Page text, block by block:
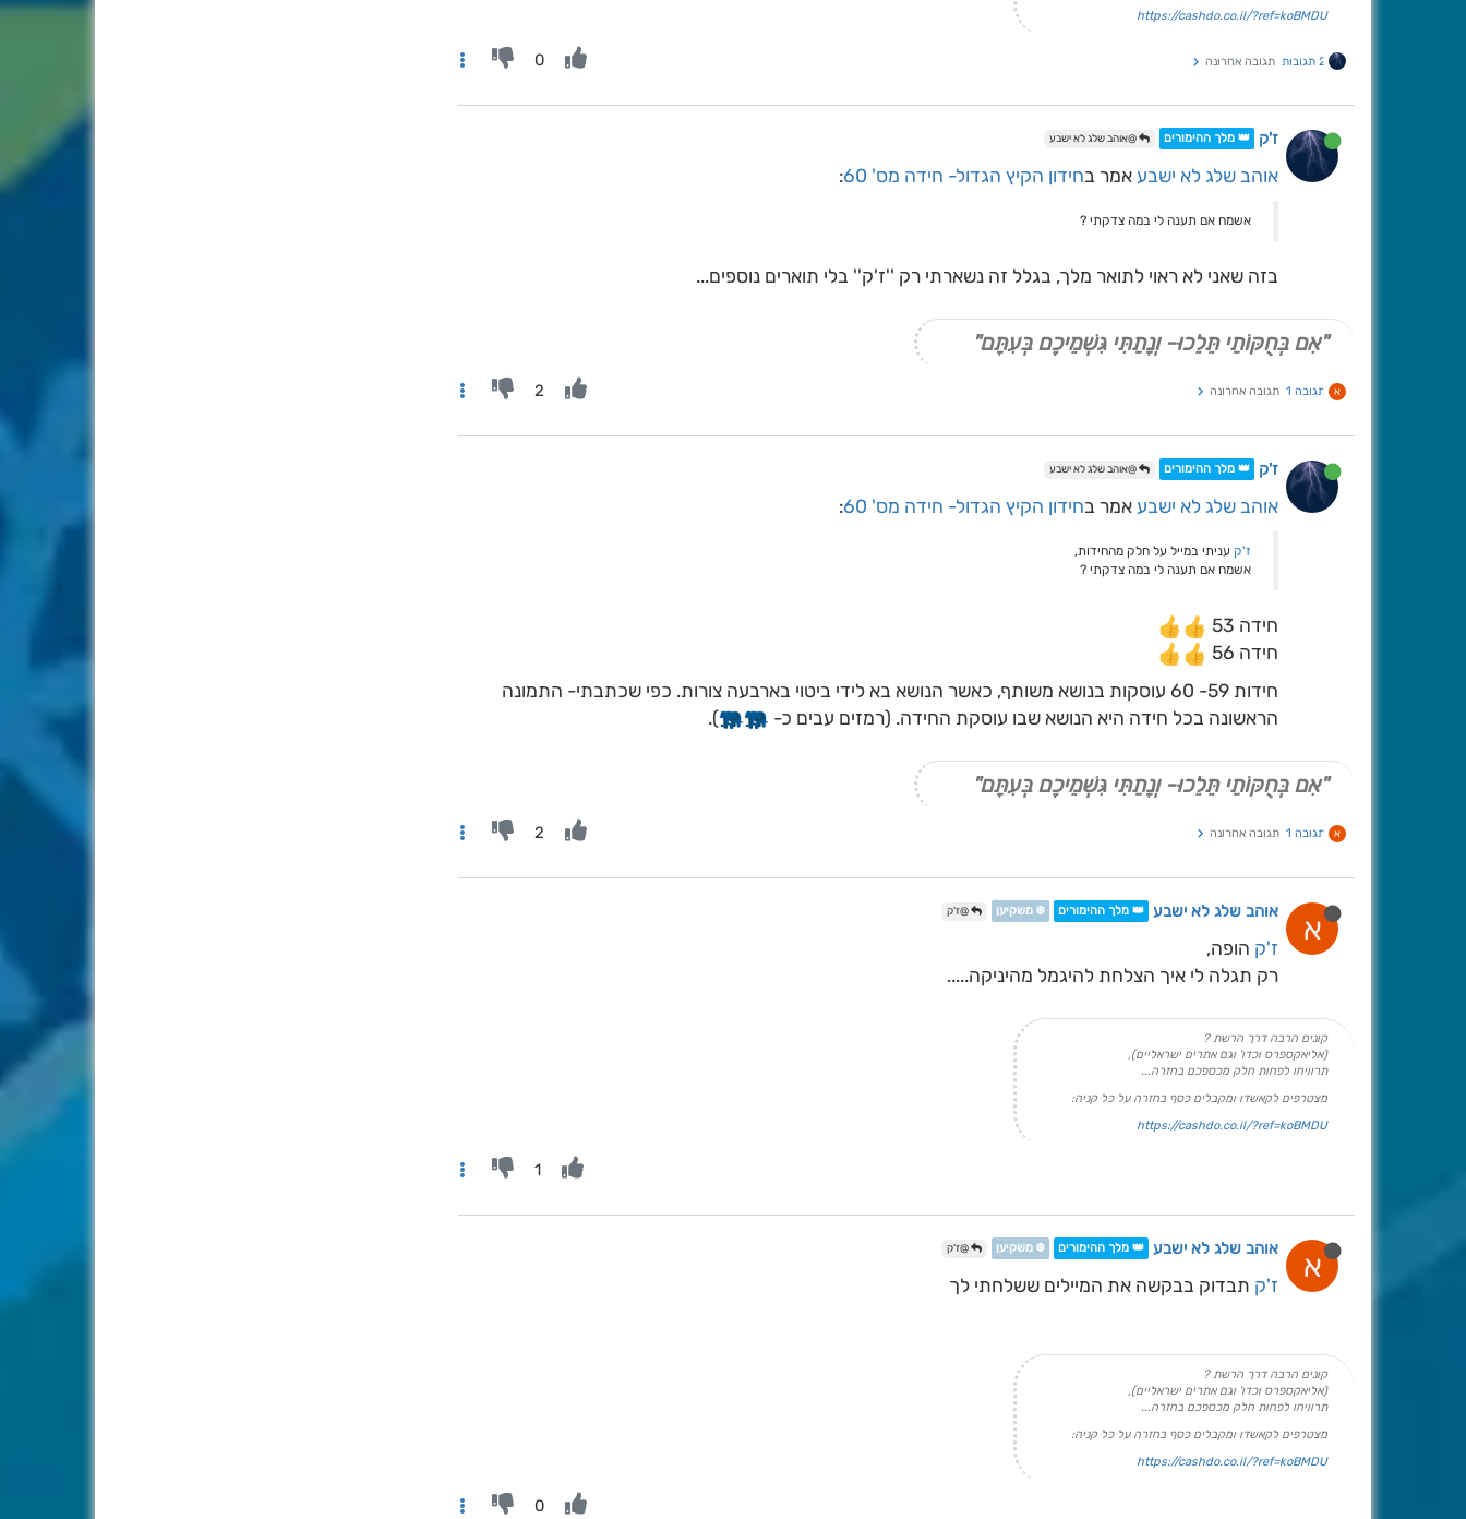
https://cashdo.co.il/?ref=koBMDU
2 תגובות תגובה אחרונה 0
ז'ק 👑 מלך ההימורים @אוהב שלג לא ישבע
אוהב שלג לא ישבע אמר בחידון הקיץ הגדול- חידה מס' 60 :
אשמח אם תענה לי במה צדקתי ?
בזה שאני לא ראוי לתואר מלך, בגלל זה נשארתי רק ''ז'ק'' בלי תוארים נוספים...
"אִם בְּחֻקּוֹתַי תֵּלֵכוּ- וְנָתַתִּי גִּשְׁמֵיכֶם בְּעִתָּם"
א תגובה 1 תגובה אחרונה 2
ז'ק 👑 מלך ההימורים @אוהב שלג לא ישבע
אוהב שלג לא ישבע אמר בחידון הקיץ הגדול- חידה מס' 60 :
ז'ק עניתי במייל על חלק מהחידות,
אשמח אם תענה לי במה צדקתי ?
חידה 53
חידה 56
חידות 59- 60 עוסקות בנושא משותף, כאשר הנושא בא לידי ביטוי בארבעה צורות. כפי שכתבתי- התמונה
הראשונה בכל חידה היא הנושא שבו עוסקת החידה. (רמזים עבים כ-
).
"אִם בְּחֻקּוֹתַי תֵּלֵכוּ- וְנָתַתִּי גִּשְׁמֵיכֶם בְּעִתָּם"
א תגובה 1 תגובה אחרונה 2
א אוהב שלג לא ישבע 👑 מלך ההימורים ❄️ משקיען @ז'ק
ז'ק הופה,
רק תגלה לי איך הצלחת להיגמל מהיניקה.....
קונים הרבה דרך הרשת ?
(אליאקספרס וכדו' וגם אתרים ישראליים),
תרוויחו לפחות חלק מכספכם בחזרה...
מצטרפים לקאשדו ומקבלים כסף בחזרה על כל קניה:
https://cashdo.co.il/?ref=koBMDU
1
א אוהב שלג לא ישבע 👑 מלך ההימורים ❄️ משקיען @ז'ק
ז'ק תבדוק בבקשה את המיילים ששלחתי לך
קונים הרבה דרך הרשת ?
(אליאקספרס וכדו' וגם אתרים ישראליים),
תרוויחו לפחות חלק מכספכם בחזרה...
מצטרפים לקאשדו ומקבלים כסף בחזרה על כל קניה:
https://cashdo.co.il/?ref=koBMDU
0